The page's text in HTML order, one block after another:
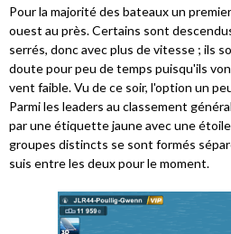
Pour la majorité des bateaux un
ouest au près. Certains sont
serrés, donc avec plus de vitesse ; ils
doute pour peu de temps puisqu'ils
vent faible. Vu de ce soir, l'option un
Parmi les leaders au classement
par une étiquette jaune avec une
groupes distincts se sont formés
suis entre les deux pour le moment.